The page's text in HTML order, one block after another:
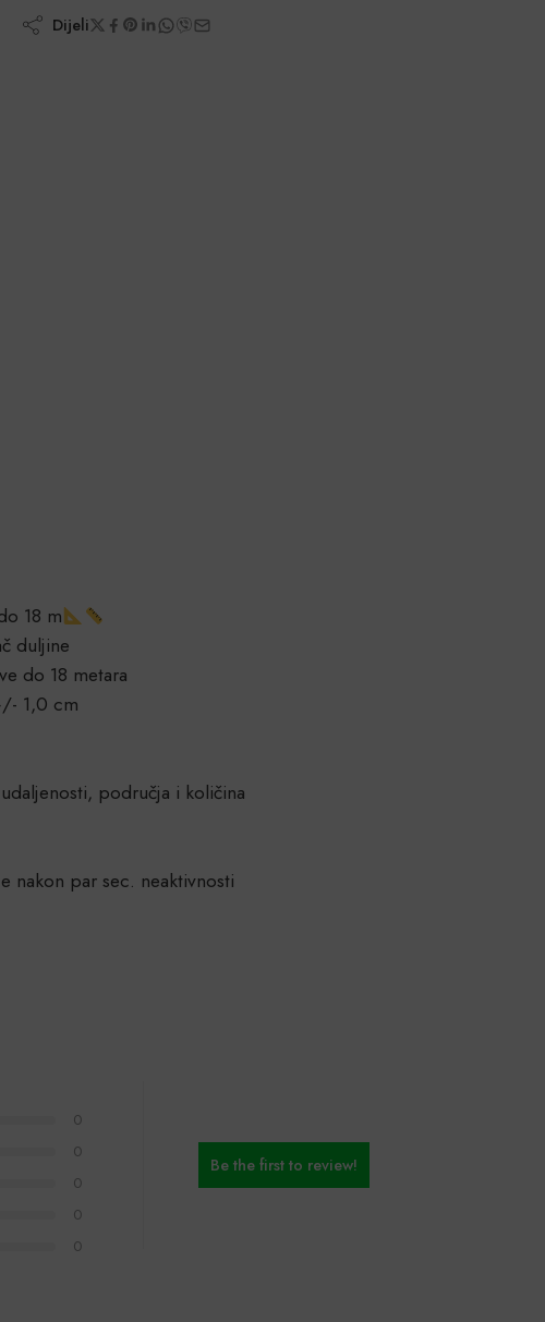
Dijeli
18 m
duljine
do 18 metara
1,0 cm
područja i količina
nakon par sec. neaktivnosti
0
0
0
0
0
Be the first to review!